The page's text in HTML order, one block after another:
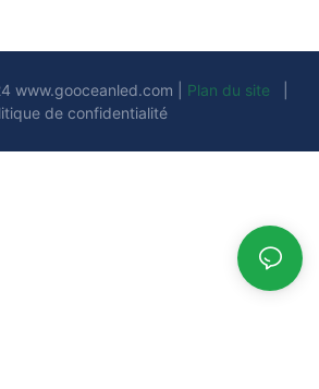
www.gooceanled.com Plan du site
de confidentialité